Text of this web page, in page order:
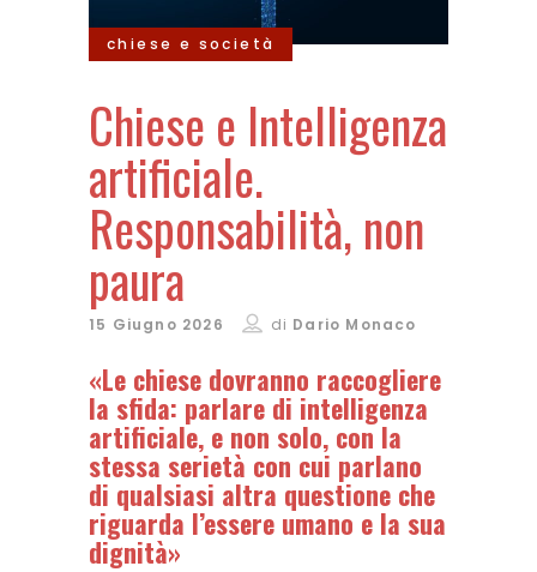
chiese e società
Chiese e Intelligenza
artificiale.
Responsabilità, non
paura
15 Giugno 2026 di Dario Monaco
«Le chiese dovranno raccogliere
la sfida: parlare di intelligenza
artificiale, e non solo, con la
stessa serietà con cui parlano
di qualsiasi altra questione che
riguarda l’essere umano e la sua
dignità»